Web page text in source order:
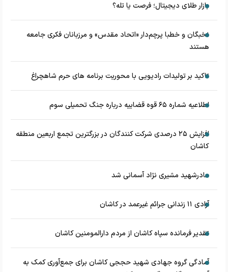
بازار طلای دیجیتال؛ فرصت یا تله؟
نخبگان و خطبا پرچم‌دار «اتحاد مقدس» و مرزبانان فکری جامعه
هستند
تاکید بر تولیدات رادیویی با محوریت برنامه های حرم شاهچراغ
اطلاعیه شماره ۶۵ قوه قضاییه درباره جنگ تحمیلی سوم
افزایش ۲۵ درصدی شرکت کنندگان در بزرگترین تجمع اربعین منطقه
کاشان
مادرشهید مشیری نژاد آسمانی شد
آزادی ۱۱ زندانی جرائم غیرعمد در کاشان
تقدیر فرمانده سپاه کاشان از مردم دارالمومنین کاشان
آمادگی گروه جهادی شهید حججی کاشان برای جمع‌آوری کمک به